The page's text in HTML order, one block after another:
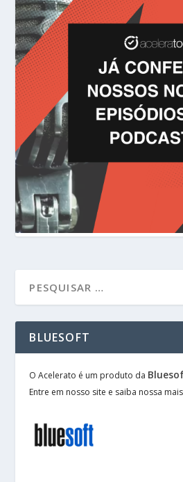
BLUESOFT
O Acelerato é um produto da
Entre em nosso site e saiba nossa